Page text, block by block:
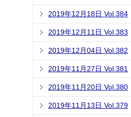
2019年12月18日 Vol.384
2019年12月11日 Vol.383
2019年12月04日 Vol.382
2019年11月27日 Vol.381
2019年11月20日 Vol.380
2019年11月13日 Vol.379